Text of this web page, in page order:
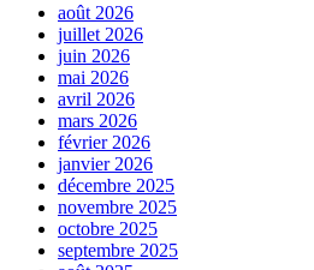
août 2026
juillet 2026
juin 2026
mai 2026
avril 2026
mars 2026
février 2026
janvier 2026
décembre 2025
novembre 2025
octobre 2025
septembre 2025